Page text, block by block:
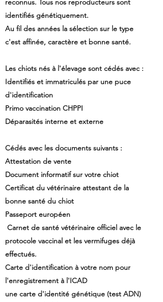
reconnus. Tous nos reproducteurs sont
identifiés génétiquement.
Au fil des années la sélection sur le type
c'est affinée, caractère et bonne santé.
Les chiots nés à l'élevage sont cédés avec :
Identifiés et immatriculés par une puce
d'identification
Primo vaccination CHPPI
Déparasités interne et externe
Cédés avec les documents suivants :
Attestation de vente​​​​​​​​​​
Document informatif sur votre chiot
Certificat du vétérinaire attestant de la
bonne santé du chiot
Passeport européen
Carnet de santé vétérinaire officiel avec le
protocole vaccinal et les vermifuges déjà
effectués.​
Carte d'identification à votre nom pour
l'enregistrement à l'ICAD
une carte d'identité génétique (test ADN)